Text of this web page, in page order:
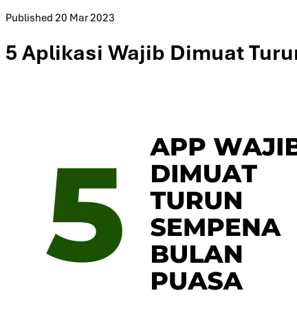
Published 20 Mar 2023
5 Aplikasi Wajib Dimuat